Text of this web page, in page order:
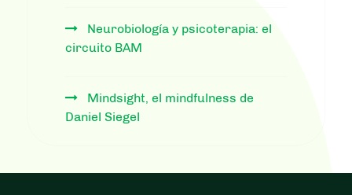
Neurobiología y psicoterapia: el
circuito BAM
Mindsight, el mindfulness de
Daniel Siegel